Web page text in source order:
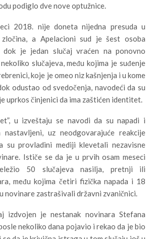
podiglo dve nove optužnice.
2018. nije doneta nijedna presuda u
a Apelacioni sud je šest osoba
dok je jedan slučaj vraćen na ponovno
slučajeva, među kojima je suđenje
koje je omeo niz kašnjenja i u kome
odustao od svedočenja, navodeći da su
uprkos činjenici da ima zaštićen identitet.
u izveštaju se navodi da su napadi i
nastavljeni, uz neodgovarajuće reakcije
su provladini mediji klevetali nezavisne
Ističe se da je u prvih osam meseci
50 slučajeva nasilja, pretnji ili
među kojima četiri fizička napada i 18
novinare zastrašivali državni zvaničnici.
izdvojen je nestanak novinara Stefana
nekoliko dana pojavio i rekao da je bio